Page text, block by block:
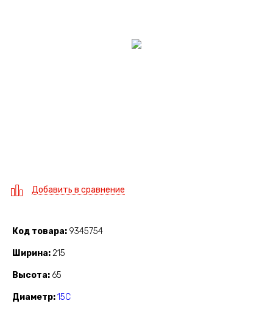
Добавить в сравнение
Код товара 9345754
Ширина 215
Высота 65
Диаметр 15C